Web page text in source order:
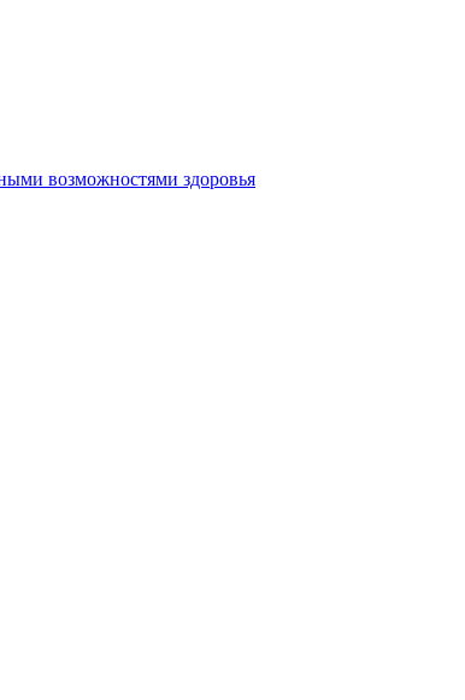
возможностями здоровья